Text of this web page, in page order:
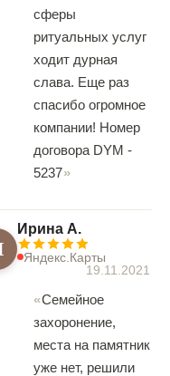
сферы
ритуальных услуг
ходит дурная
слава. Еще раз
спасибо огромное
компании! Номер
договора DYM -
5237
Ирина А.
Яндекс.Карты
19.11.2021
Семейное
захоронение,
места на памятник
уже нет, решили